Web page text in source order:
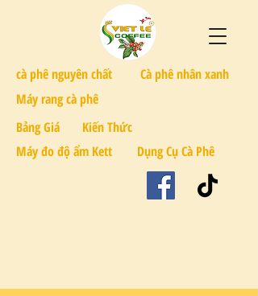
Bảng Giá
Dụng Cụ Cà Phê
Máy đo độ ẩm Kett
Kiến Thức
Cà phê nhân xanh
cà phê nguyên chất
Máy rang cà phê